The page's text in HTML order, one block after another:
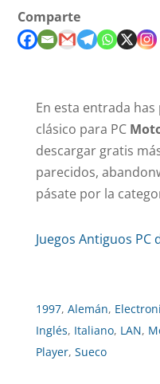
Comparte
En esta entrada
clásico para PC
descargar gratis
parecidos,
pásate por la
Juegos Antiguos PC
1997, Alemán,
Inglés, Italiano, LAN,
Player, Sueco